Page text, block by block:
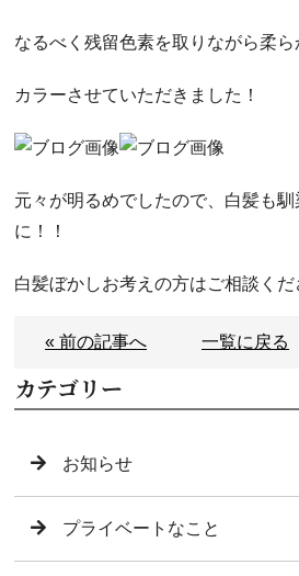
なるべく残留色素を取りながら柔
カラーさせていただきました！
元々が明るめでしたので、白髪も
に！！
白髪ぼかしお考えの方はご相談くだ
« 前の記事へ 一覧に戻る
カテゴリー
お知らせ
プライベートなこと